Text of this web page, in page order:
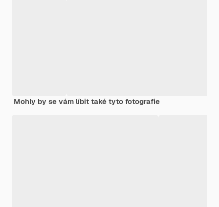
Mohly by se vám líbit také tyto fotografie